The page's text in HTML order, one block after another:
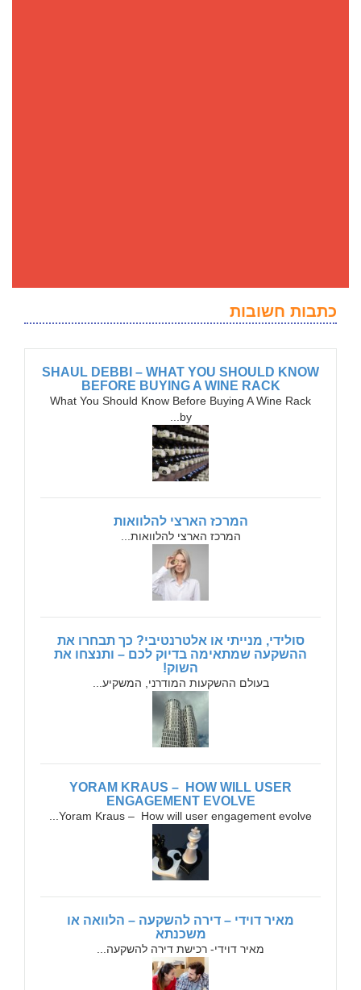
כתבות חשובות
SHAUL DEBBI – WHAT YOU SHOULD KNOW
BEFORE BUYING A WINE RACK
What You Should Know Before Buying A Wine Rack
by...
המרכז הארצי להלוואות
המרכז הארצי להלוואות...
סולידי, מנייתי או אלטרנטיבי? כך תבחרו את
ההשקעה שמתאימה בדיוק לכם – ותנצחו את
השוק!
בעולם ההשקעות המודרני, המשקיע...
YORAM KRAUS – HOW WILL USER
ENGAGEMENT EVOLVE
Yoram Kraus – How will user engagement evolve...
מאיר דוידי – דירה להשקעה – הלוואה או
משכנתא
מאיר דוידי- רכישת דירה להשקעה...